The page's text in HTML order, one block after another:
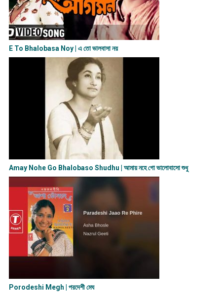
E To Bhalobasa Noy | এ তো ভালবাসা ন​য়
Amay Nohe Go Bhalobaso Shudhu | আমায় নহে গো ভালোবাসো শুধু
Porodeshi Megh | পরদেশী মেঘ